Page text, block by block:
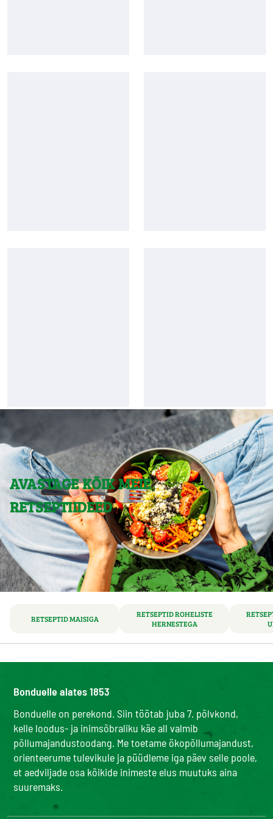
AVASTAGE KÕIK MEIE
RETSEPTIIDEED
RETSEPTID MAISIGA
RETSEPTID ROHELISTE
HERNESTEGA
Bonduelle alates 1853
Bonduelle on perekond. Siin töötab juba 7. põlvkond,
kelle loodus- ja inimsõbraliku käe all valmib
põllumajandustoodang. Me toetame ökopõllumajandust,
orienteerume tulevikule ja püüdleme iga päev selle poole,
et aedviljade osa kõikide inimeste elus muutuks aina
suuremaks.